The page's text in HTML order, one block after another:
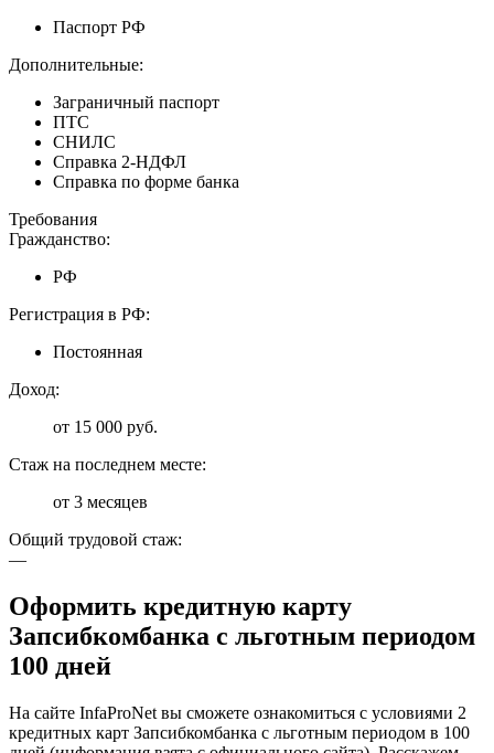
Паспорт РФ
Дополнительные:
Заграничный паспорт
ПТС
СНИЛС
Справка 2-НДФЛ
Справка по форме банка
Требования
Гражданство:
РФ
Регистрация в РФ:
Постоянная
Доход:
от 15 000 руб.
Стаж на последнем месте:
от 3 месяцев
Общий трудовой стаж:
—
Оформить кредитную карту
Запсибкомбанка с льготным периодом
100 дней
На сайте InfaProNet вы сможете ознакомиться с условиями 2
кредитных карт Запсибкомбанка с льготным периодом в 100